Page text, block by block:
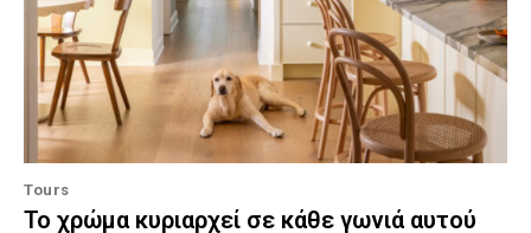
Tours
Το χρώμα κυριαρχεί σε κάθε γωνιά αυτού